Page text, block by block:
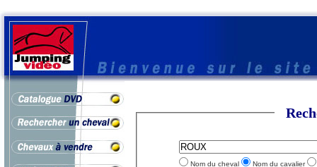
Nom du cheval Nom du cavalier